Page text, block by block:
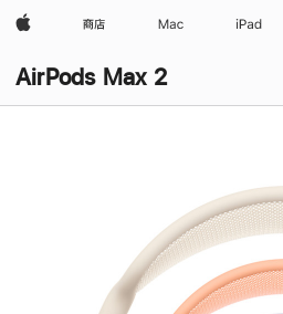
Apple 商店 Mac iPad
AirPods Max 2
AirPods Max 2